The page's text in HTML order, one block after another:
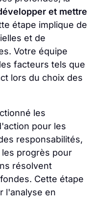
et mettre
étape implique de
et de
Votre équipe
facteurs tels que
lors du choix des
les
pour les
responsabilités,
progrès pour
résolvent
Cette étape
l'analyse en